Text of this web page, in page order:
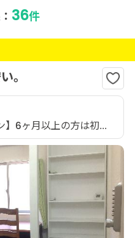
36件
。
】6ヶ月以上の方は初...